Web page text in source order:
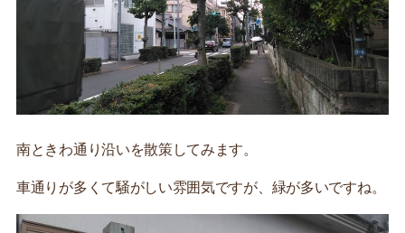
南ときわ通り沿いを散策してみます。
車通りが多くて騒がしい雰囲気ですが、緑が多いですね。